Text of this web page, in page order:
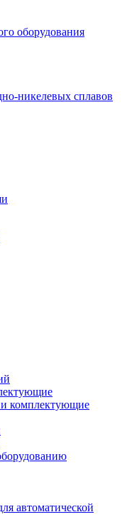
оборудования
никелевых сплавов
комплектующие
автоматической